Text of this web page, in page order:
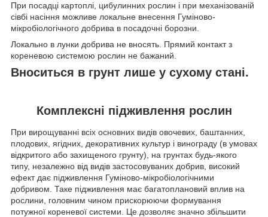
При посадці картоплі, цибулинних рослин і при механізованій
сівбі насіння можливе локальне внесення Гуміново-
мікробіологічного добрива в посадочні борозни.
Локально в лунки добрива не вносять. Прямий контакт з
кореневою системою рослин не бажаний.
Вноситься в грунт лише у сухому стані.
Комплексні підживлення рослин
При вирощуванні всіх основних видів овочевих, баштанних,
плодових, ягідних, декоративних культур і винограду (в умовах
відкритого або захищеного грунту), на грунтах будь-якого
типу, незалежно від видів застосовуваних добрив, високий
ефект дає підживлення Гуміново-мікробіологічними
добривом. Таке підживлення має багатоплановий вплив на
рослини, головним чином прискорюючи формування
потужної кореневої системи. Це дозволяє значно збільшити